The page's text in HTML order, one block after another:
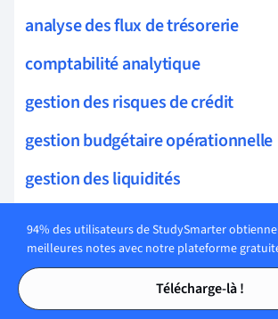
Tables des matières
Tables des matières
analyse des flux de trésorerie
comptabilité analytique
gestion des risques de crédit
gestion budgétaire opérationnelle
gestion des liquidités
gestion prévisionnelle
gouvernance financière
94% des utilisateurs de StudySmarter
meilleures notes avec notre plateforme
Télécharge-là !